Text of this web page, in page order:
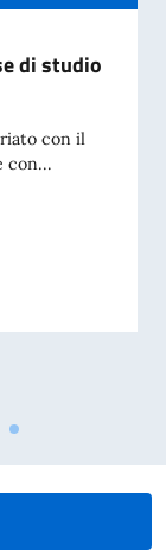
di studio
con il
con...
studio in Design,